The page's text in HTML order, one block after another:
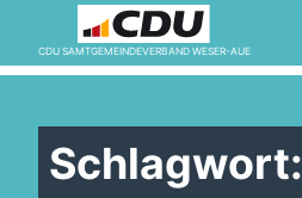
CDU SAMTGEMEINDEVERBAND WESER-AUE
Schlagwort: